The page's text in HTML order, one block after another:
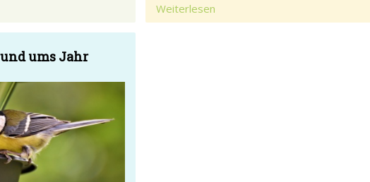
Weiterlesen
ums Jahr